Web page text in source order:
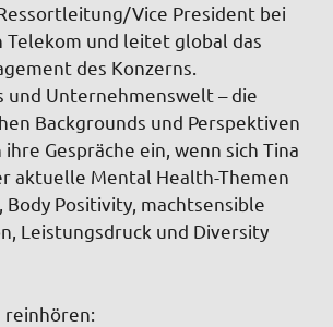
Vice President bei
Telekom und leitet global das
des Konzerns.
und Unternehmenswelt – die
Backgrounds und Perspektiven
Gespräche ein, wenn sich Tina
aktuelle Mental Health-Themen
Body Positivity, machtsensible
Leistungsdruck und Diversity
reinhören: